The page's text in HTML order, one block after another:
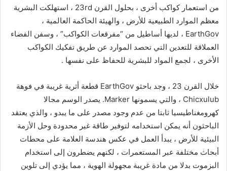
من استعمار كواكب أخرى ، بحلول القرن 23rd ، استهلكت البشرية
معظم الموارد الطبيعية للأرض ، والهيئة الحاكمة العالمية ،
EarthGov ، لديها أساطيل من “مفرقعات الكواكب” ، وسفن الفضاء
العملاقة للتعدين التي تحصد الموارد عن طريق تفكيك الكواكب
الأخرى ، لجمع المواد للبشرية للحفاظ على نفسها .
خلال القرن 23 ، وجد باحثو EarthGov قطعة أثرية غريبة في فوهة
Chicxulub ، والتي يسمونها Marker. يصدر الوسم مجالا
كهرومغناطيسيا ثابتا من عدم وجود مصدر على ما يبدو ، والذي يعتقد
الباحثون أنه يمكن استخدامه لتوفير طاقة غير محدودة وحل الأزمة
البيئية للأرض ، يبدأ العمل في عكس هندسة العلامة على محطات
أبحاث مختلفة عبر المستعمرات ، لكنهم يضطرون إلى استخدام
البزموت بدلا من مادة غريبة مجهولة الهوية ، مما يؤدي إلى تلوين